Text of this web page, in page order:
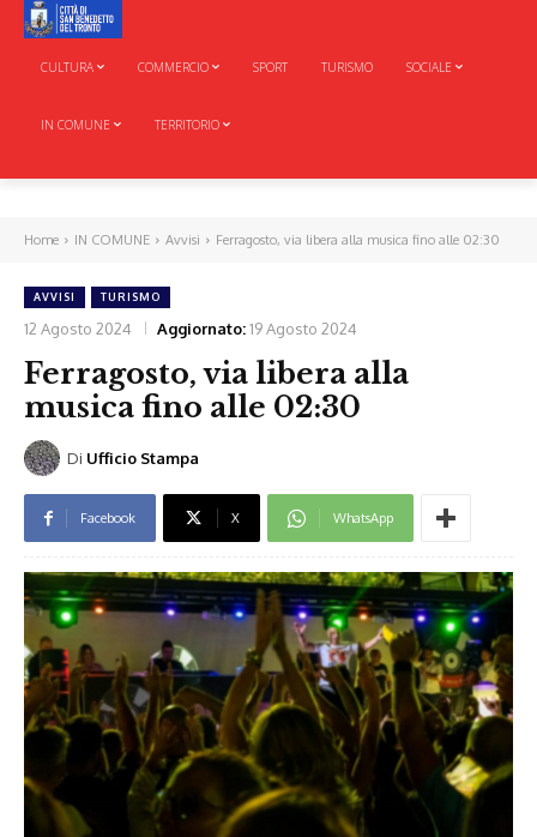
CULTURA COMMERCIO SPORT TURISMO SOCIALE
IN COMUNE TERRITORIO
Home IN COMUNE Avvisi Ferragosto, via libera alla musica fino alle 02:30
AVVISI TURISMO
12 Agosto 2024 Aggiornato:19 Agosto 2024
Ferragosto, via libera alla
musica fino alle 02:30
Di Ufficio Stampa
Facebook X WhatsApp